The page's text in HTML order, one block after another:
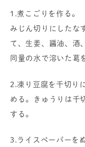
1.煮こごりを作る。
みじん切りにしたな
て、生姜、醤油、酒
同量の水で溶いた葛
2.凍り豆腐を千切り
める。きゅうりは千
する。
3.ライスペーパーを